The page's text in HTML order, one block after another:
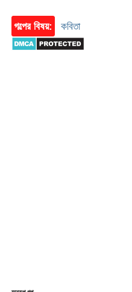
গল্পের বিষয়: কবিতা